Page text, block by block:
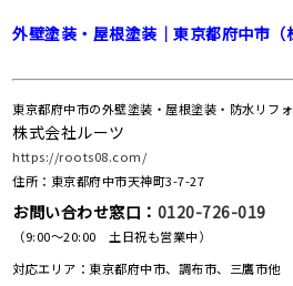
外壁塗装・屋根塗装｜東京都府中市（
東京都府中市の外壁塗装・屋根塗装・防水リフ
株式会社ルーツ
https://roots08.com/
住所：東京都府中市天神町3-7-27
お問い合わせ窓口： 0120-726-019
（9:00～20:00 土日祝も営業中）
対応エリア：東京都府中市、調布市、三鷹市他